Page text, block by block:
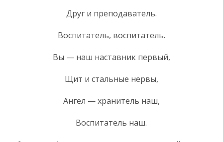
Друг и преподаватель.
Воспитатель, воспитатель.
Вы — наш наставник первый,
Щит и стальные нервы,
Ангел — хранитель наш,
Воспитатель наш.